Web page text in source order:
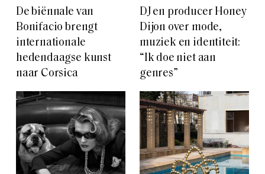
De biënnale van
Bonifacio brengt
internationale
hedendaagse kunst
naar Corsica
DJ en producer Honey
Dijon over mode,
muziek en identiteit:
“Ik doe niet aan
genres”